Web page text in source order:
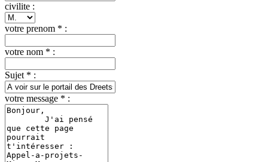
civilite :
votre prenom * :
votre nom * :
Sujet * :
votre message * :